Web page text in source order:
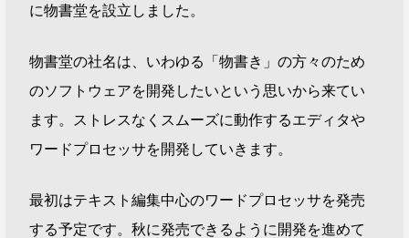
に物書堂を設立しました。
物書堂の社名は、いわゆる「物書き」の方々のため
のソフトウェアを開発したいという思いから来てい
ます。ストレスなくスムーズに動作するエディタや
ワードプロセッサを開発していきます。
最初はテキスト編集中心のワードプロセッサを発売
する予定です。秋に発売できるように開発を進めて